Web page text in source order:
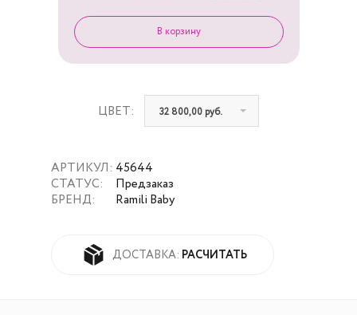
АРТИКУЛ:
СТАТУС:
БРЕНД:
45644
Предзаказ
Ramili Baby
ДОСТАВКА: РАСЧИТАТЬ
ЦВЕТ: 32 800,00 руб.